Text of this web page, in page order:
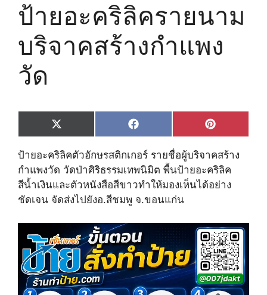
ป้ายอะคริลิครายนาม
บริจาคสร้างกำแพง
วัด
Share
on
X
(
T
w
t
e
Share
on
F
a
e
b
o
o
k
Share
on
P
i
t
e
e
ป้ายอะคริลิคตัวอักษรสติกเกอร์ รายชื่อผู้บริจาคสร้าง
กำแพงวัด วัดป่าศิริธรรมเทพนิมิต พื้นป้ายอะคริลิค
สีน้ำเงินและตัวหนังสือสีขาวทำให้มองเห็นได้อย่าง
ชัดเจน จัดส่งไปยังอ.สีชมพู จ.ขอนแก่น